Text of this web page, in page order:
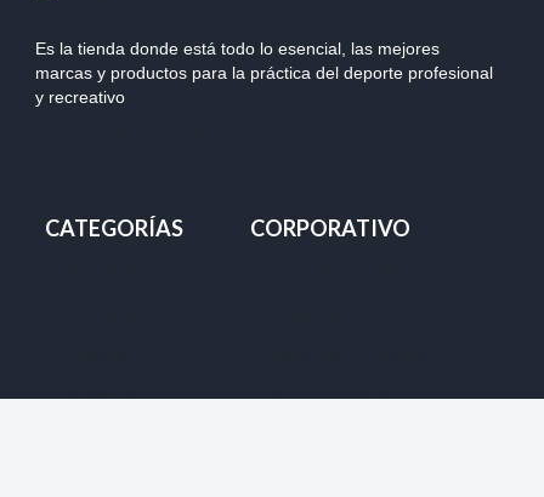
Es la tienda donde está todo lo esencial, las mejores
marcas y productos para la práctica del deporte profesional
y recreativo
CATEGORÍAS
Devolución
CORPORATIVO
Ventas Mayoristas